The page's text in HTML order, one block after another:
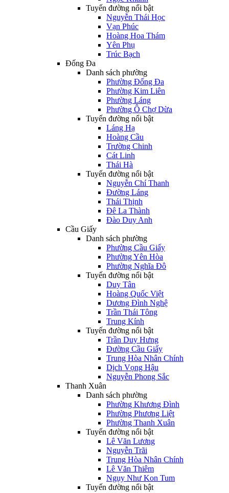
Tuyến đường nổi bật
Nguyễn Thái Học
Vạn Phúc
Hoàng Hoa Thám
Yên Phụ
Trúc Bạch
Đống Đa
Danh sách phường
Phường Đống Đa
Phường Kim Liên
Phường Láng
Phường Ô Chợ Dừa
Tuyến đường nổi bật
Láng Hạ
Hoàng Cầu
Trường Chinh
Cát Linh
Thái Hà
Tuyến đường nổi bật
Nguyễn Chí Thanh
Đường Láng
Thái Thịnh
Đê La Thành
Đào Duy Anh
Cầu Giấy
Danh sách phường
Phường Cầu Giấy
Phường Yên Hòa
Phường Nghĩa Đô
Tuyến đường nổi bật
Duy Tân
Hoàng Quốc Việt
Dương Đình Nghệ
Trần Thái Tông
Trung Kính
Tuyến đường nổi bật
Trần Duy Hưng
Đường Cầu Giấy
Trung Hòa Nhân Chính
Dịch Vọng Hậu
Nguyễn Phong Sắc
Thanh Xuân
Danh sách phường
Phường Khương Đình
Phường Phương Liệt
Phường Thanh Xuân
Tuyến đường nổi bật
Lê Văn Lương
Nguyễn Trãi
Trung Hòa Nhân Chính
Lê Văn Thiêm
Ngụy Như Kon Tum
Tuyến đường nổi bật